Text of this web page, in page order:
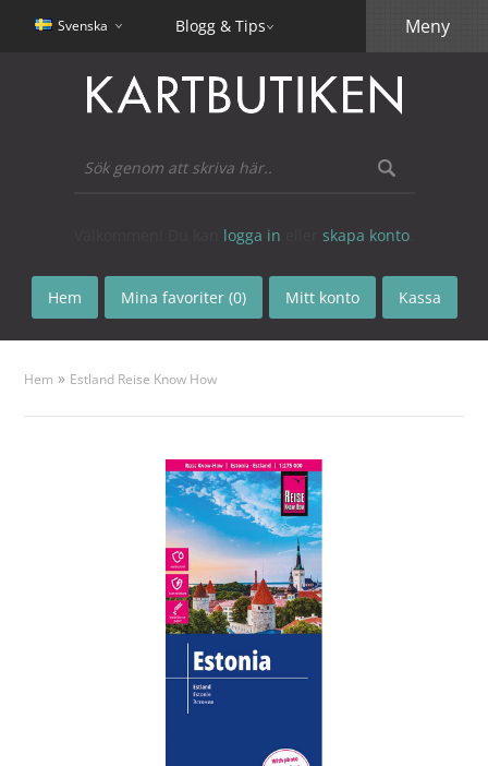
Svenska Blogg & Tips
logga in skapa konto
Hem Mina favoriter (0) Mitt konto Kassa
Meny
Hem » Estland Reise Know How